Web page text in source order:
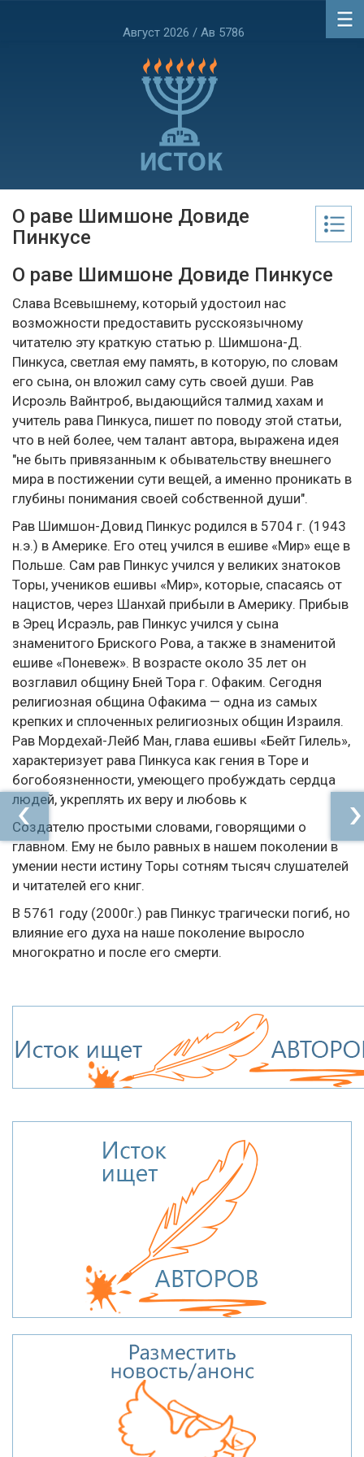
Август 2026 / Ав 5786
О раве Шимшоне Довиде
Пинкусе
О раве Шимшоне Довиде Пинкусе
Слава Всевышнему, который удостоил нас
возможности предоставить русскоязычному
читателю эту краткую статью р. Шимшона-Д.
Пинкуса, светлая ему память, в которую, по словам
его сына, он вложил саму суть своей души. Рав
Исроэль Вайнтроб, выдающийся талмид хахам и
учитель рава Пинкуса, пишет по поводу этой статьи,
что в ней более, чем талант автора, выражена идея
"не быть привязанным к обывательству внешнего
мира в постижении сути вещей, а именно проникать в
глубины понимания своей собственной души".
Рав Шимшон-Довид Пинкус родился в 5704 г. (1943
н.э.) в Америке. Его отец учился в ешиве «Мир» еще в
Польше. Сам рав Пинкус учился у великих знатоков
Торы, учеников ешивы «Мир», которые, спасаясь от
нацистов, через Шанхай прибыли в Америку. Прибыв
в Эрец Исраэль, рав Пинкус учился у сына
знаменитого Бриского Рова, а также в знаменитой
ешиве «Поневеж». В возрасте около 35 лет он
возглавил общину Бней Тора г. Офаким. Сегодня
религиозная община Офакима — одна из самых
крепких и сплоченных религиозных общин Израиля.
Рав Мордехай-Лейб Ман, глава ешивы «Бейт Гилель»,
характеризует рава Пинкуса как гения в Торе и
богобоязненности, умеющего пробуждать сердца
людей, укреплять их веру и любовь к
Создателю простыми словами, говорящими о
главном. Ему не было равных в нашем поколении в
умении нести истину Торы сотням тысяч слушателей
и читателей его книг.
В 5761 году (2000г.) рав Пинкус трагически погиб, но
влияние его духа на наше поколение выросло
многократно и после его смерти.